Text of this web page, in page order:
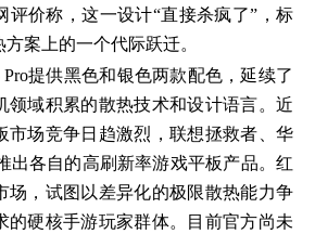
评价称，这一设计“直接杀疯了”，标
案上的一个代际跃迁。
提供黑色和银色两款配色，延续了
领域积累的散热技术和设计语言。近
市场竞争日趋激烈，联想拯救者、华
出各自的高刷新率游戏平板产品。红
场，试图以差异化的极限散热能力争
的硬核手游玩家群体。目前官方尚未